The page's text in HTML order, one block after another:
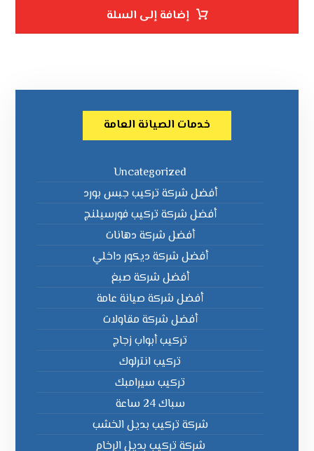
إضافة إلى السلة
خدمات الصيانة العامة
Uncategorized
أفضل شركة تركيب جبس بورد
أفضل شركة تركيب فورسيلنج
أفضل شركة دهانات
أفضل شركة ديكور داخلي
أفضل شركة صبغ
أفضل شركة صيانة عامة
أفضل شركة مقاولات
تركيب أبواب زجاج
تركيب انترلوك
تركيب سيرامبك
سباك 24 ساعة
شركة تركيب بديل الخشب
شركة تركيب بديل الرخام